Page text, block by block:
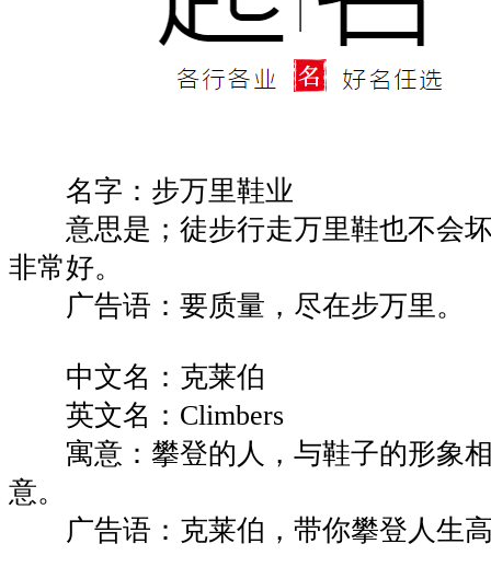
名字：步万里鞋业
意思是；徒步行走万里鞋也不会坏
非常好。
广告语：要质量，尽在步万里。
中文名：克莱伯
英文名：Climbers
寓意：攀登的人，与鞋子的形象相
意。
广告语：克莱伯，带你攀登人生